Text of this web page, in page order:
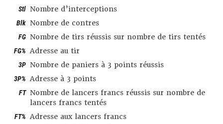
Stl Nombre d’interceptions
Blk Nombre de contres
FG Nombre de tirs réussis sur nombre de tirs tentés
FG% Adresse au tir
3P Nombre de paniers à 3 points réussis
3P% Adresse à 3 points
FT Nombre de lancers francs réussis sur nombre de
lancers francs tentés
FT% Adresse aux lancers francs